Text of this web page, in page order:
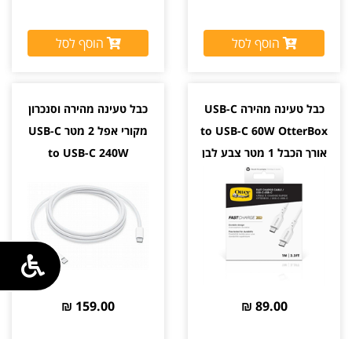
הוסף לסל הוסף לסל
כבל טעינה מהירה USB-C
to USB-C 60W OtterBox
אורך הכבל 1 מטר צבע לבן
89.00 ₪
כבל טעינה מהירה וסנכרון
מקורי אפל 2 מטר USB-C
to USB-C 240W
159.00 ₪